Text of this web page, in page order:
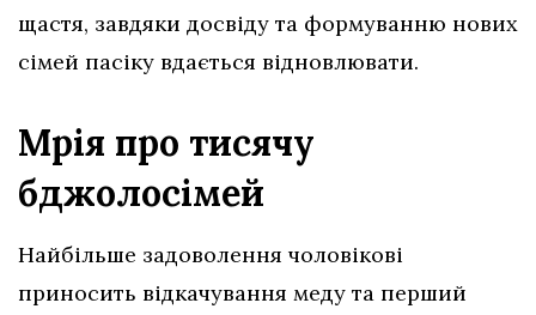
щастя, завдяки досвіду та формуванню нових
сімей пасіку вдається відновлювати.
Мрія про тисячу
бджолосімей
Найбільше задоволення чоловікові
приносить відкачування меду та перший